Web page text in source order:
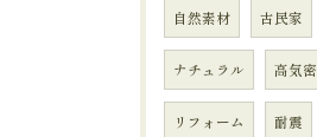
自然素材 古民家
ナチュラル 高気密
リフォーム 耐震